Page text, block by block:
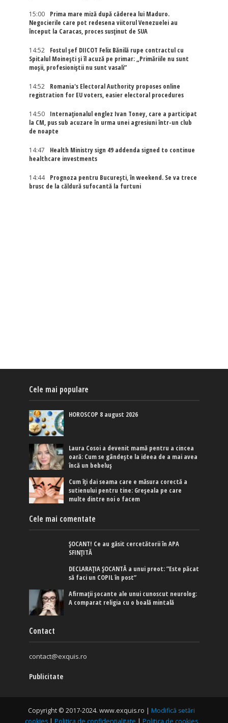
15:00
Prima mare miză după căderea lui Maduro.
Negocierile care pot redesena viitorul Venezuelei au
început la Caracas, proces susținut de SUA
14:52
Fostul șef DIICOT Felix Bănilă rupe contractul cu
Spitalul Moinești și îl acuză pe primar: „Primăriile nu sunt
moșii, profesioniștii nu sunt vasali”
14:52
Romania's Electoral Authority proposes online
registration for EU voters, easier electoral procedures
14:50
Internaţionalul englez Ivan Toney, care a participat
la CM, pus sub acuzare în urma unei agresiuni într-un club
de noapte
14:47
Health Ministry sign 49 addenda signed to continue
healthcare investments
14:44
Prognoza pentru București, în weekend. Se va trece
brusc de la căldură sufocantă la furtuni
Cele mai populare
HOROSCOP 8 august 2026
Laura Cosoi a devenit mamă pentru a cincea
oară: Cum se gândește la ideea de a mai avea
încă un bebeluș
Cum îți dai seama care e măsura corectă a
sutienului pentru tine: Greșeala pe care
multe dintre noi o facem
Cele mai comentate
ȘOCANT! Ce au găsit cercetătorii în APA
SFINȚITĂ
DECLARAȚIA ȘOCANTĂ a unui preot: ”Este păcat
să faci un COPIL în post”
Afirmaţii şocante ale unui cunoscut neurolog:
A comparat religia cu o boală mintală
Contact
contact@exquis.ro
Publicitate
Copyright © 2017-2024. www.exquis.ro | Modifică setări